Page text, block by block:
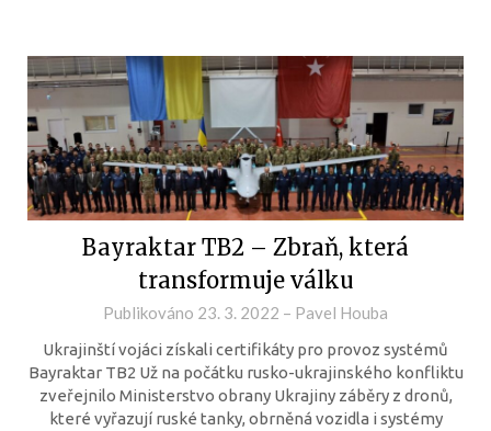
Bayraktar TB2 – Zbraň, která
transformuje válku
Publikováno 23. 3. 2022 – Pavel Houba
Ukrajinští vojáci získali certifikáty pro provoz systémů
Bayraktar TB2 Už na počátku rusko-ukrajinského konfliktu
zveřejnilo Ministerstvo obrany Ukrajiny záběry z dronů,
které vyřazují ruské tanky, obrněná vozidla i systémy